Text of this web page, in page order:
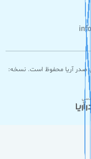
صدر آریا محفوظ است. نسخه: